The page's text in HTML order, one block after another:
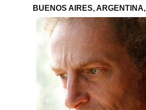
BUENOS AIRES, ARGENTINA,